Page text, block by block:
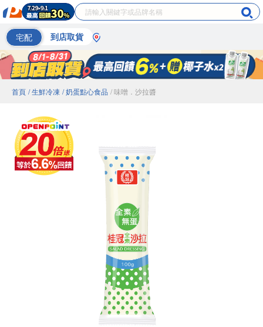
宅配 到店取貨
首頁 / 生鮮冷凍 / 奶蛋點心食品 / 味噌．沙拉醬